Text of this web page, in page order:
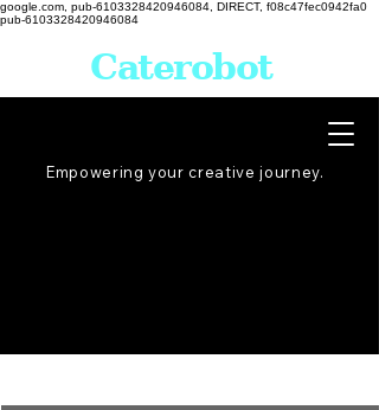
google.com, pub-6103328420946084, DIRECT, f08c47fec0942fa0
pub-6103328420946084
Empowering your creative journey.
Caterobot